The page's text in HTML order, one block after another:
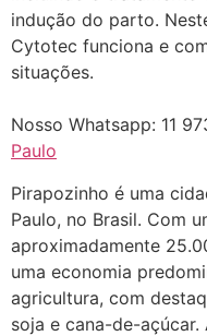
indução do parto.
Cytotec funciona e
situações.
Nosso Whatsapp: 11
Paulo
Pirapozinho é uma
Paulo, no Brasil. Com
aproximadamente
uma economia
agricultura, com
soja e cana-de-
Helly
22/
Helly
em